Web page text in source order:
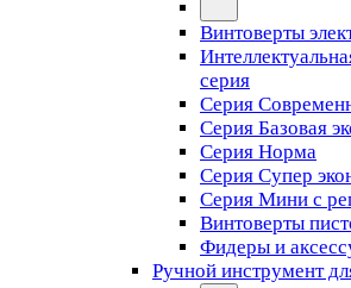
Винтоверты
серия
Серия
Серия Базовая
Серия Норма
Серия Cупер
Серия Мини с
Винтоверты
Фидеры и
Ручной инструмент